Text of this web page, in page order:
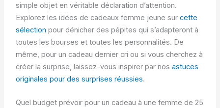
simple objet en véritable déclaration d’attention.
Explorez les idées de cadeaux femme jeune sur cette
sélection pour dénicher des pépites qui s’adapteront à
toutes les bourses et toutes les personnalités. De
même, pour un cadeau dernier cri ou si vous cherchez à
créer la surprise, laissez-vous inspirer par nos astuces
originales pour des surprises réussies.
Quel budget prévoir pour un cadeau à une femme de 25